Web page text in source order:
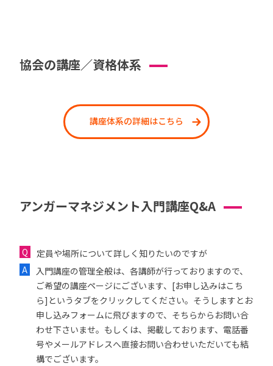
協会の講座／資格体系
講座体系の詳細はこちら
アンガーマネジメント入門講座Q&A
定員や場所について詳しく知りたいのですが
入門講座の管理全般は、各講師が行っておりますので、
ご希望の講座ページにございます、[お申し込みはこち
ら]というタブをクリックしてください。そうしますとお
申し込みフォームに飛びますので、そちらからお問い合
わせ下さいませ。もしくは、掲載しております、電話番
号やメールアドレスへ直接お問い合わせいただいても結
構でございます。